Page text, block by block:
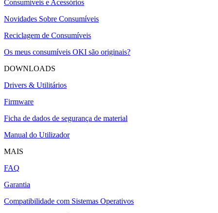
Consumíveis e Acessórios
Novidades Sobre Consumíveis
Reciclagem de Consumíveis
Os meus consumíveis OKI são originais?
DOWNLOADS
Drivers & Utilitários
Firmware
Ficha de dados de segurança de material
Manual do Utilizador
MAIS
FAQ
Garantia
Compatibilidade com Sistemas Operativos